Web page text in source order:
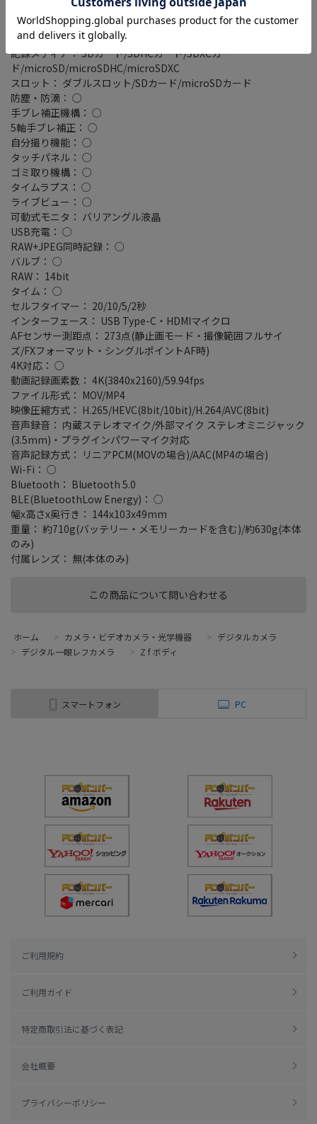
この商品について問い合わせる
電池タイプ： 専用電池
専用電池型番： EN-EL15c
撮影枚数： ファインダー使用時 360枚/液晶モニタ使用時 380枚
記録メディア： SDカード/SDHCカード/SDXCカー
ド/microSD/microSDHC/microSDXC
スロット： ダブルスロット/SDカード/microSDカード
防塵・防滴： ○
手ブレ補正機構： ○
5軸手ブレ補正： ○
自分撮り機能： ○
タッチパネル： ○
ゴミ取り機構： ○
タイムラプス： ○
ライブビュー： ○
可動式モニタ： バリアングル液晶
USB充電： ○
RAW+JPEG同時記録： ○
バルブ： ○
RAW： 14bit
タイム： ○
セルフタイマー： 20/10/5/2秒
インターフェース： USB Type-C・HDMIマイクロ
AFセンサー測距点： 273点(静止画モード・撮像範囲フルサイ
ズ/FXフォーマット・シングルポイントAF時)
4K対応： ○
動画記録画素数： 4K(3840x2160)/59.94fps
ファイル形式： MOV/MP4
映像圧縮方式： H.265/HEVC(8bit/10bit)/H.264/AVC(8bit)
音声録音： 内蔵ステレオマイク/外部マイク ステレオミニジャック
(3.5mm)・プラグインパワーマイク対応
音声記録方式： リニアPCM(MOVの場合)/AAC(MP4の場合)
Wi-Fi： ○
Bluetooth： Bluetooth 5.0
BLE(BluetoothLow Energy)： ○
幅x高さx奥行き： 144x103x49mm
重量： 約710g(バッテリー・メモリーカードを含む)/約630g(本体
のみ)
付属レンズ： 無(本体のみ)
ホーム > カメラ・ビデオカメラ・光学機器 > デジタルカメラ
> デジタル一眼レフカメラ > Z f ボディ
スマートフォン PC
ご利用規約
ご利用ガイド
特定商取引法に基づく表記
会社概要
プライバシーポリシー